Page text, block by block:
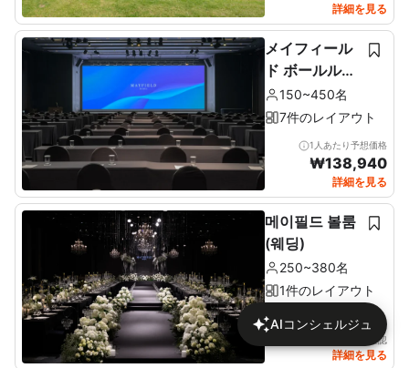
詳細を見る
メイフィール
ド ボールルー
ム (Mayfield
Ballroom)
150~450名
7件のレイアウト
1人あたり予想価格
₩138,940
詳細を見る
메이필드 볼룸
(웨딩)
250~380名
1件のレイアウト
詳細で価格を確認
詳細を見る
AIコンシェルジュ